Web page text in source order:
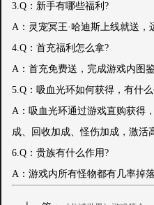
3.Q：新手有哪些福利?
A：灵宠冥王·哈迪斯上线就送
4.Q：首充福利怎么拿?
A：首充免费送，完成游戏内图
5.Q：吸血光环如何获得，有什
A：吸血光环通过游戏直购获得
成、回收加成、怪伤加成，激活
6.Q：贵族有什么作用?
A：游戏内所有怪物都有几率掉